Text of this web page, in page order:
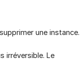
une instance.
irréversible. Le